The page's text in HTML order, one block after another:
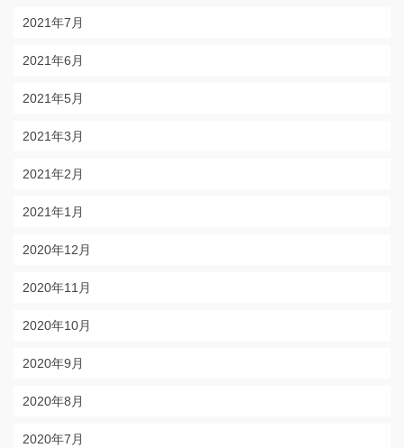
2021年7月
2021年6月
2021年5月
2021年3月
2021年2月
2021年1月
2020年12月
2020年11月
2020年10月
2020年9月
2020年8月
2020年7月